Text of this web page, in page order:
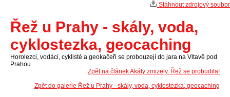
Stáhnout zdrojový soubor
Řež u Prahy - skály, voda,
cyklostezka, geocaching
Horolezci, vodáci, cyklisté a geokačeři se probouzejí do jara na Vltavě pod
Prahou
Zpět na článek Akáty zmizely. Řež se probudila!
Zpět do galerie Řež u Prahy - skály, voda, cyklostezka, geocaching